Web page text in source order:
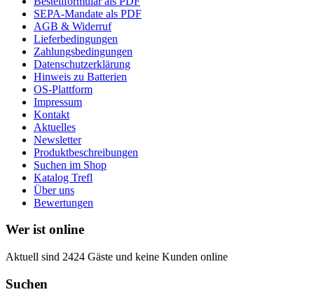
SEPA-Mandate als PDF
AGB & Widerruf
Lieferbedingungen
Zahlungsbedingungen
Datenschutzerklärung
Hinweis zu Batterien
OS-Plattform
Impressum
Kontakt
Aktuelles
Newsletter
Produktbeschreibungen
Suchen im Shop
Katalog Trefl
Über uns
Bewertungen
Wer ist online
Aktuell sind 2424 Gäste und keine Kunden online
Suchen